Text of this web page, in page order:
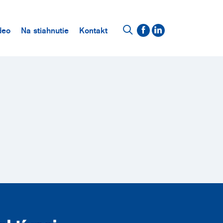
Na stiahnutie Kontakt